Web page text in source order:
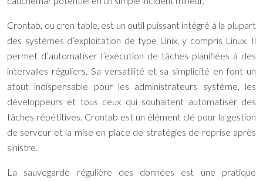
Crontab, ou cron table, est un outil puissant intégré à la plupart
des systèmes d’exploitation de type Unix, y compris Linux. Il
permet d’automatiser l’exécution de tâches planifiées à des
intervalles réguliers. Sa versatilité et sa simplicité en font un
atout indispensable pour les administrateurs système, les
développeurs et tous ceux qui souhaitent automatiser des
tâches répétitives. Crontab est un élément clé pour la gestion
de serveur et la mise en place de stratégies de reprise après
sinistre.
La sauvegarde régulière des données est une pratique